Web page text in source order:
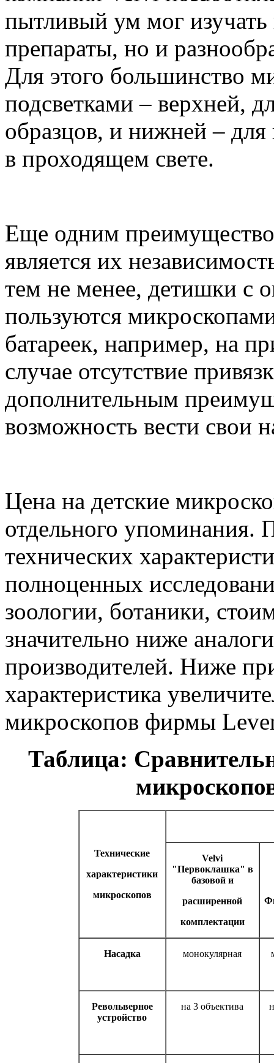
пытливый ум мог изучать
препараты, но и
Для этого большинство
подсветками – верхней,
образцов, и нижней – для
в проходящем свете.
Еще одним
является их
тем не менее, детишки с
пользуются
батареек, например, на
случае отсутствие
дополнительным
возможность вести свои
Цена на детские
отдельного упоминания.
технических
полноценных
зоологии, ботаники,
значительно ниже
производителей. Ниже
характеристика
микроскопов фирмы
Таблица:
Технические
характеристики
микроскопов
Velvi
"Первоклашка" в
базовой и
расширенной
комплектации
Насадка монокулярная
Револьверное
устройство
на 3 объектива